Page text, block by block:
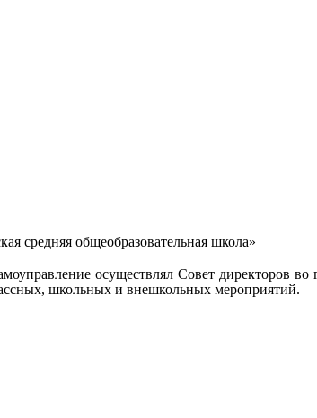
средняя общеобразовательная школа»
осуществлял Совет директоров
школьных и внешкольных мероприятий.